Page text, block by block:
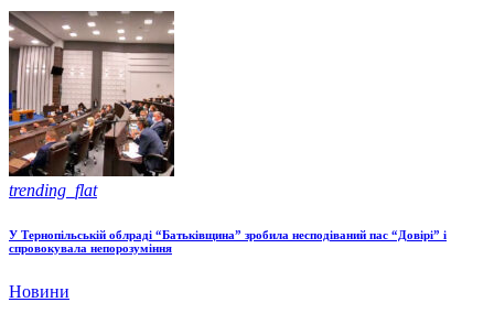
trending_flat
У Тернопільській облраді “Батьківщина” зробила несподіваний пас “Довірі” і
спровокувала непорозуміння
Новини